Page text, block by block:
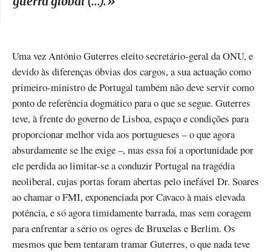
Uma vez António Guterres eleito secretário-geral da ONU, e
devido às diferenças óbvias dos cargos, a sua actuação como
primeiro-ministro de Portugal também não deve servir como
ponto de referência dogmático para o que se segue. Guterres
teve, à frente do governo de Lisboa, espaço e condições para
proporcionar melhor vida aos portugueses – o que agora
absurdamente se lhe exige –, mas essa foi a oportunidade por
ele perdida ao limitar-se a conduzir Portugal na tragédia
neoliberal, cujas portas foram abertas pelo inefável Dr. Soares
ao chamar o FMI, exponenciada por Cavaco à mais elevada
potência, e só agora timidamente barrada, mas sem coragem
para enfrentar a sério os ogres de Bruxelas e Berlim. Os
mesmos que bem tentaram tramar Guterres, o que nada teve